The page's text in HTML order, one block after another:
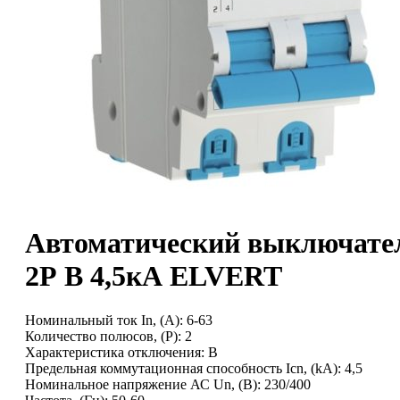
Автоматический
2Р B 4,5кА ELVERT
Номинальный ток In, (А): 6-63
Количество полюсов, (P): 2
Характеристика отключения: B
Предельная коммутационная способность Icn, (kA): 4,5
Номинальное напряжение АС Un, (В): 230/400